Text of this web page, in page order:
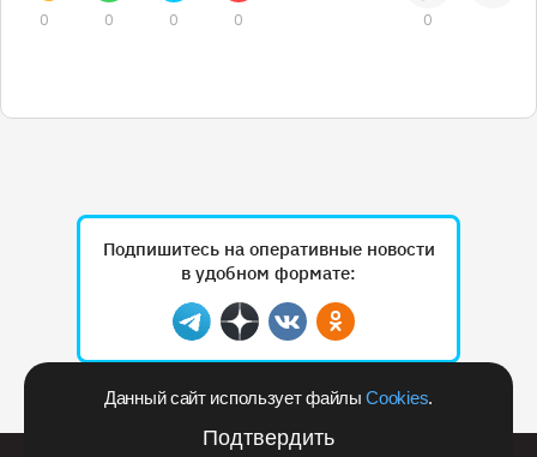
Данный сайт использует файлыCookies.
Подтвердить
0 0 0 0 0
Подпишитесь на оперативные новости
в удобном формате:
Telegram
ДзенВконтактеОдноклассники
Рекламодателям